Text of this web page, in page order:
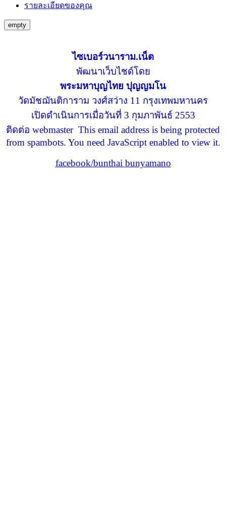
รายละเอียดของคุณ
empty
ไซเบอร์วนาราม.เน็ต
พัฒนาเว็บไชด์โดย
พระมหาบุญไทย ปุญญมโน
วัดมัชฌันติการาม วงศ์สว่าง 11 กรุงเทพมหานคร
เปิดดำเนินการเมื่อวันที่ 3 กุมภาพันธ์ 2553
ติดต่อ webmaster This email address is being protected
from spambots. You need JavaScript enabled to view it.
facebook/bunthai bunyamano